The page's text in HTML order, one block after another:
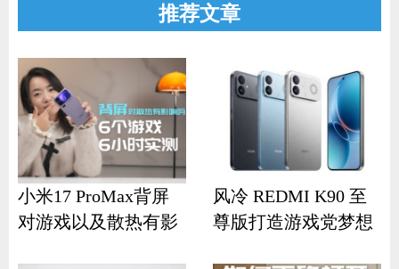
推荐文章
小米17 ProMax背屏
对游戏以及散热有影
风冷 REDMI K90 至
尊版打造游戏党梦想